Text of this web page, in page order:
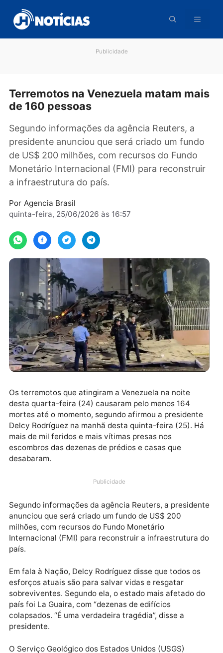
para
conteúdo
Terremotos na Venezuela matam
Segundo informações da agência Reuters, a
presidente anunciou que será criado um
de US$ 200 milhões, com recursos do Fundo
Monetário Internacional (FMI) para
a infraestrutura do país.
quinta-feira, 25/06/2026 às 16:57
Os terremotos que atingiram a Venezuela na noite
desta quarta-feira (24) causaram pelo menos 164
mortes até o momento, segundo afirmou a
mais de mil feridos e mais vítimas presas nos
desabaram.
Publicidade
anunciou que será criado um fundo de US$ 200
milhões, com recursos do Fundo Monetário
Internacional (FMI) para reconstruir a infraestrutura
país.
esforços atuais são para salvar vidas e resgatar